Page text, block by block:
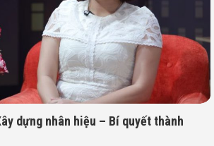
dựng nhân hiệu – Bí quyết thành